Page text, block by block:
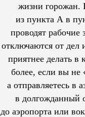
жизни горожан.
из пункта А в
проводят рабочие
отключаются от дел
приятнее делать в
более, если вы не
а отправляетесь в
в долгожданный
до аэропорта или